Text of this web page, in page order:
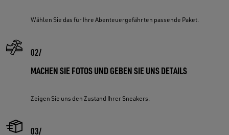
Wählen Sie das für Ihre Abenteuergefährten passende Paket.
MACHEN SIE FOTOS UND GEBEN SIE UNS DETAILS
Zeigen Sie uns den Zustand Ihrer Sneakers.